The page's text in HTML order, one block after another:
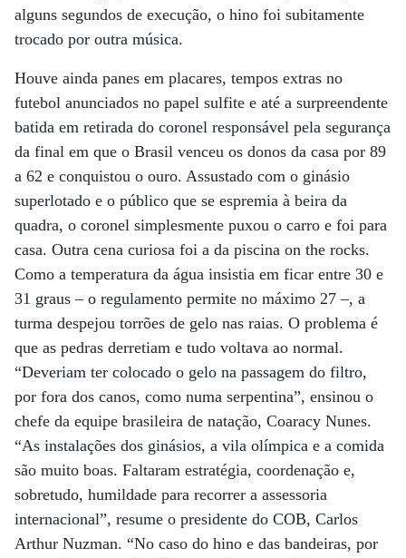
alguns segundos de execução, o hino foi subitamente
trocado por outra música.
Houve ainda panes em placares, tempos extras no
futebol anunciados no papel sulfite e até a surpreendente
batida em retirada do coronel responsável pela segurança
da final em que o Brasil venceu os donos da casa por 89
a 62 e conquistou o ouro. Assustado com o ginásio
superlotado e o público que se espremia à beira da
quadra, o coronel simplesmente puxou o carro e foi para
casa. Outra cena curiosa foi a da piscina on the rocks.
Como a temperatura da água insistia em ficar entre 30 e
31 graus – o regulamento permite no máximo 27 –, a
turma despejou torrões de gelo nas raias. O problema é
que as pedras derretiam e tudo voltava ao normal.
“Deveriam ter colocado o gelo na passagem do filtro,
por fora dos canos, como numa serpentina”, ensinou o
chefe da equipe brasileira de natação, Coaracy Nunes.
“As instalações dos ginásios, a vila olímpica e a comida
são muito boas. Faltaram estratégia, coordenação e,
sobretudo, humildade para recorrer a assessoria
internacional”, resume o presidente do COB, Carlos
Arthur Nuzman. “No caso do hino e das bandeiras, por